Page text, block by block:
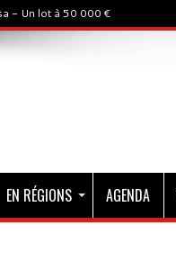
- Un lot à 50 000 €
EN RÉGIONS AGENDA